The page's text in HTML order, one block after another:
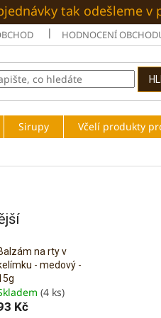
tak odešleme
HODNOCENÍ
Sirupy Včelí produkty
na rty v
- medový -
(4 ks)
Kč